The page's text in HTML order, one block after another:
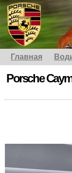
Главная
Porsche